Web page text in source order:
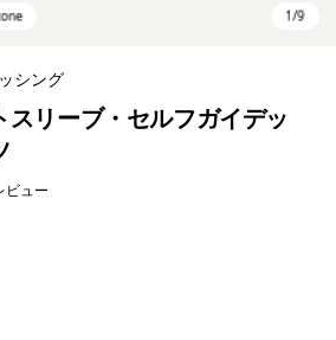
シング
スリーブ・セルフガイデッ
ビュー